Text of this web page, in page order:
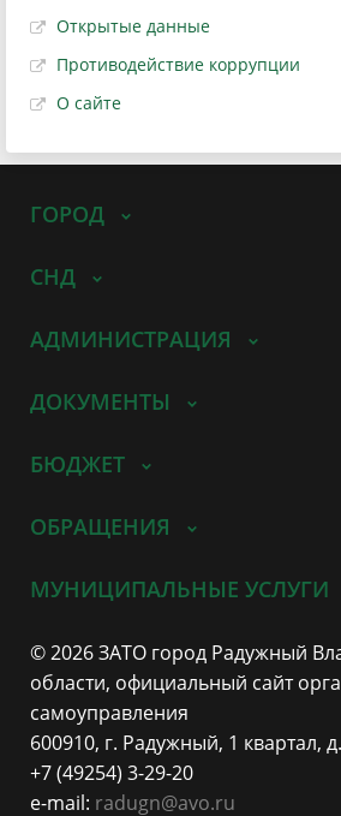
Открытые данные
Противодействие коррупции
О сайте
ГОРОД
СНД
АДМИНИСТРАЦИЯ
ДОКУМЕНТЫ
БЮДЖЕТ
ОБРАЩЕНИЯ
МУНИЦИПАЛЬНЫЕ УСЛУГИ
© 2026 ЗАТО город Радужный
области, официальный сайт
самоуправления
600910, г. Радужный, 1 квартал,
+7 (49254) 3-29-20
e-mail: radugn@avo.ru